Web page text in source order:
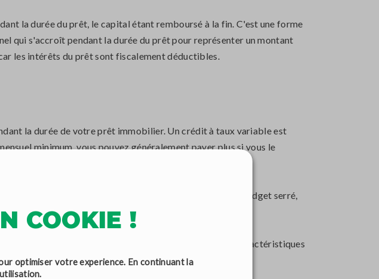
la durée du prêt, le capital étant remboursé à la fin. C'est une forme
qui s'accroît pendant la durée du prêt pour représenter un montant
les intérêts du prêt sont fiscalement déductibles.
la durée de votre prêt immobilier. Un crédit à taux variable est
minimum, vous pouvez généralement payer plus si vous le
une meilleure offre.
ou diminuer à tout moment. Si vous avez un budget serré,
consultez les taux d'intérêt, les frais et les caractéristiques
très utiles »
COOKIE !
optimiser votre experience. En continuant la